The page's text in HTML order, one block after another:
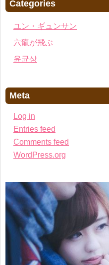
Categories
ユン・ギュンサン
六龍が飛ぶ
윤균상
Meta
Log in
Entries feed
Comments feed
WordPress.org